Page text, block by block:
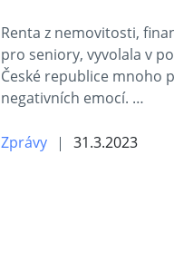
Renta z nemovitosti,
pro seniory, vyvolala v
České republice mnoho
negativních emocí. …
Zprávy 31.3.2023